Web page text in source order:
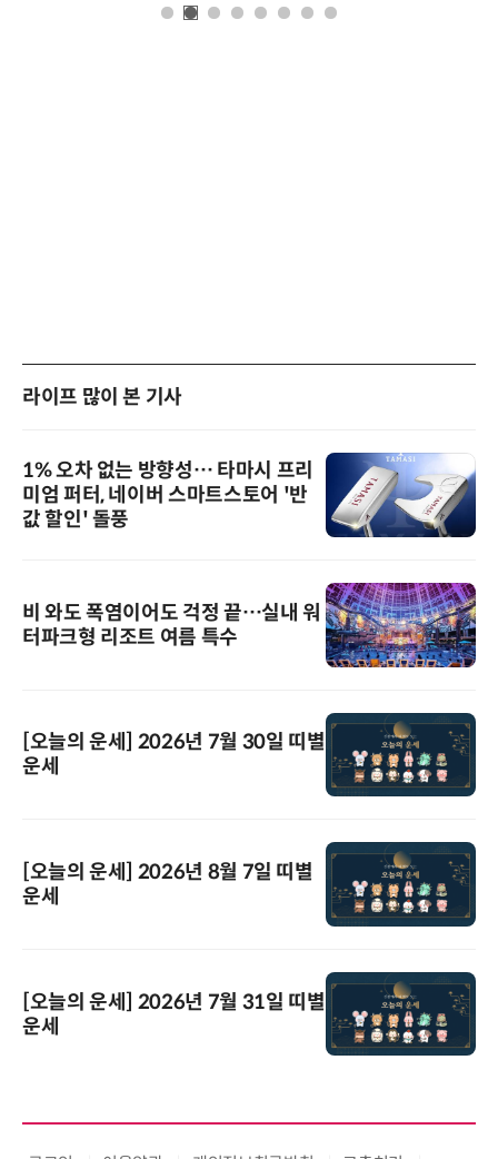
라이프 많이 본 기사
1% 오차 없는 방향성… 타마시 프리
미엄 퍼터, 네이버 스마트스토어 '반
값 할인' 돌풍
비 와도 폭염이어도 걱정 끝…실내 워
터파크형 리조트 여름 특수
[오늘의 운세] 2026년 7월 30일 띠별
운세
[오늘의 운세] 2026년 8월 7일 띠별
운세
[오늘의 운세] 2026년 7월 31일 띠별
운세